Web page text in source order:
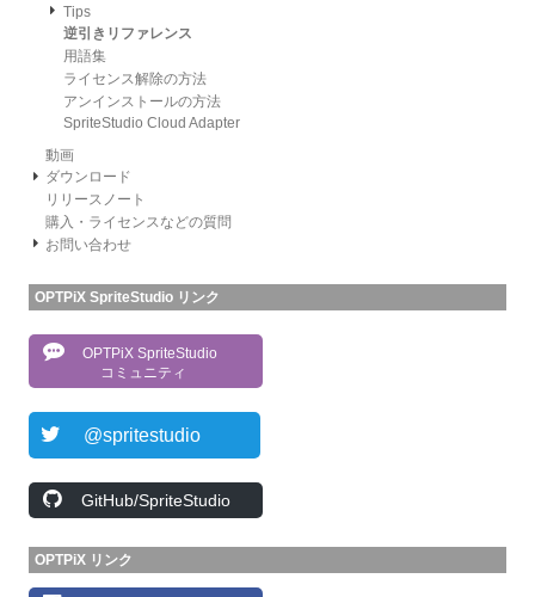
Tips
逆引きリファレンス
用語集
ライセンス解除の方法
アンインストールの方法
SpriteStudio Cloud Adapter
動画
ダウンロード
リリースノート
購入・ライセンスなどの質問
お問い合わせ
OPTPiX SpriteStudio リンク
OPTPiX SpriteStudio
コミュニティ
@spritestudio
GitHub/SpriteStudio
OPTPiX リンク